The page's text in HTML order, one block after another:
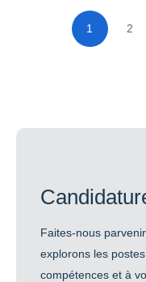
1 2
Faites-nous
explorons les
compétences et à